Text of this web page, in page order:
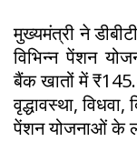
मुख्यमंत्री ने
विभिन्न पेंशन
बैंक खातों में
वृद्धावस्था,
पेंशन योजनाओं के